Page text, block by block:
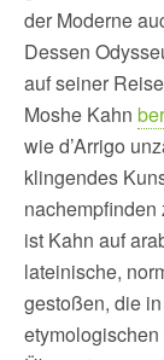
der Moderne
Dessen
auf seiner
Moshe Kahn
wie d’Arrigo
klingendes
ist Kahn auf
lateinische,
gestoßen, die